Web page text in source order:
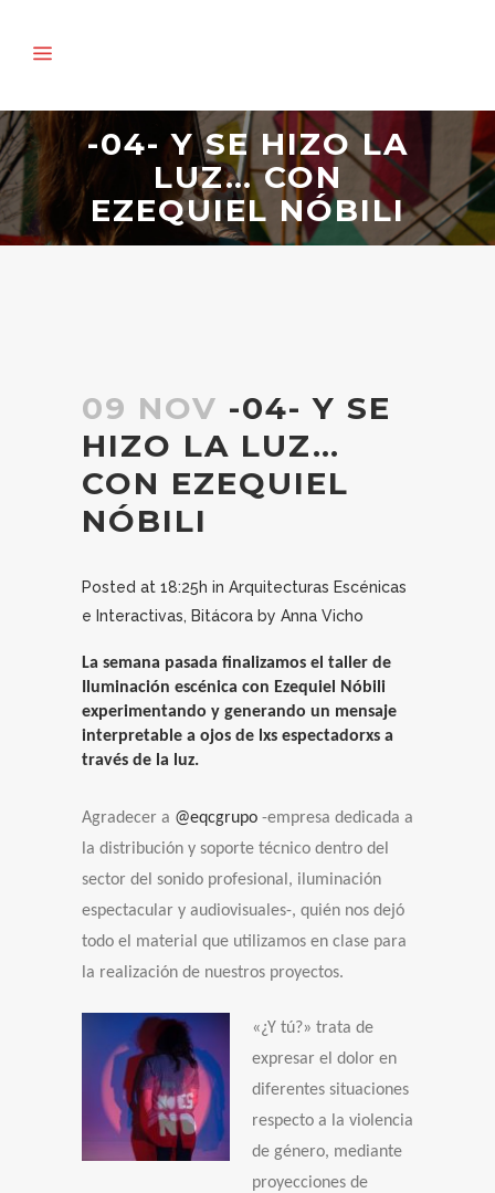
-04- Y SE HIZO LA
LUZ… CON
EZEQUIEL NÓBILI
09 NOV -04- Y SE
HIZO LA LUZ…
CON EZEQUIEL
NÓBILI
Posted at 18:25h in Arquitecturas Escénicas
e Interactivas, Bitácora by Anna Vicho
La semana pasada finalizamos el taller de
Iluminación escénica con Ezequiel Nóbili
experimentando y generando un mensaje
interpretable a ojos de lxs espectadorxs a
través de la luz.
Agradecer a @eqcgrupo -empresa dedicada a
la distribución y soporte técnico dentro del
sector del sonido profesional, iluminación
espectacular y audiovisuales-, quién nos dejó
todo el material que utilizamos en clase para
la realización de nuestros proyectos.
«¿Y tú?» trata de
expresar el dolor en
diferentes situaciones
respecto a la violencia
de género, mediante
proyecciones de